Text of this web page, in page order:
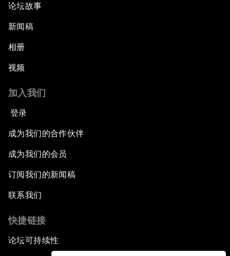
论坛故事
新闻稿
相册
视频
加入我们
登录
成为我们的合作伙伴
成为我们的会员
订阅我们的新闻稿
联系我们
快捷链接
论坛可持续性